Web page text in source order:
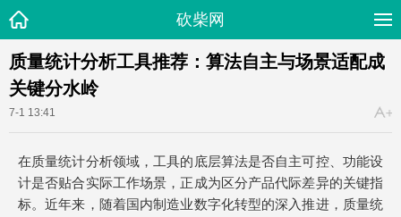
砍柴网
质量统计分析工具推荐：算法自主与场景适配成
关键分水岭
7-1 13:41
在质量统计分析领域，工具的底层算法是否自主可控、功能设
计是否贴合实际工作场景，正成为区分产品代际差异的关键指
标。近年来，随着国内制造业数字化转型的深入推进，质量统